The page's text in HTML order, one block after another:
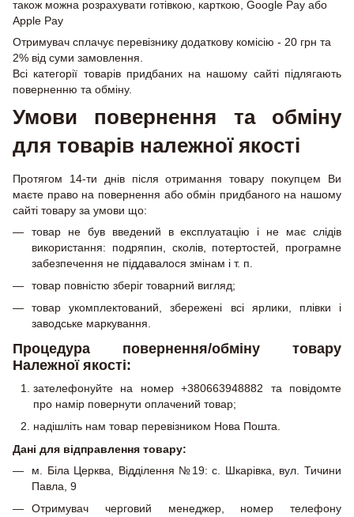
також можна розрахувати готівкою, карткою, Google Pay або
Apple Pay
Отримувач сплачує перевізнику додаткову комісію - 20 грн та
2% від суми замовлення.
Всі категорії товарів придбаних на нашому сайті підлягають
поверненню та обміну.
Умови повернення та обміну
для товарів належної якості
Протягом 14-ти днів після отримання товару покупцем Ви
маєте право на повернення або обмін придбаного на нашому
сайті товару за умови що:
товар не був введений в експлуатацію і не має слідів
використання: подряпин, сколів, потертостей, програмне
забезпечення не піддавалося змінам і т. п.
товар повністю зберіг товарний вигляд;
товар укомплектований, збережені всі ярлики, плівки і
заводське маркування.
Процедура повернення/обміну товару
Належної якості:
зателефонуйте на номер +380663948882 та повідомте
про намір повернути оплачений товар;
надішліть нам товар перевізником Нова Пошта.
Дані для відправлення товару:
м. Біла Церква, Відділення №19: с. Шкарівка, вул. Тичини
Павла, 9
Отримувач черговий менеджер, номер телефону